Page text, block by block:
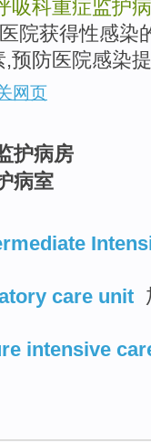
吸科重症监护
院获得性感染
预防医院感染
网页
护病房
病室
care unit
intensive